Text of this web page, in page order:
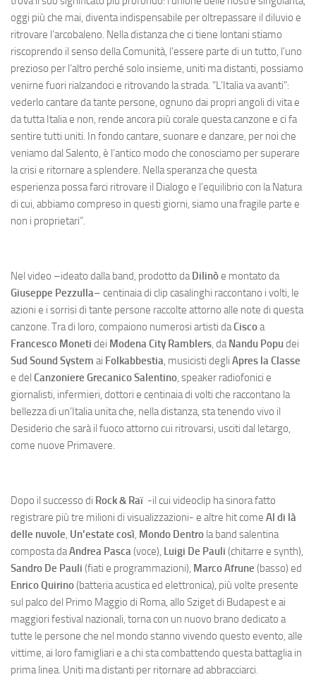
oggi più che mai, diventa indispensabile per oltrepassare il diluvio e
ritrovare l’arcobaleno. Nella distanza che ci tiene lontani stiamo
riscoprendo il senso della Comunità, l’essere parte di un tutto, l’uno
prezioso per l’altro perché solo insieme, uniti ma distanti, possiamo
venirne fuori rialzandoci e ritrovando la strada. “L’Italia va avanti”:
vederlo cantare da tante persone, ognuno dai propri angoli di vita e
da tutta Italia e non, rende ancora più corale questa canzone e ci fa
sentire tutti uniti. In fondo cantare, suonare e danzare, per noi che
veniamo dal Salento, è l’antico modo che conosciamo per superare
la crisi e ritornare a splendere. Nella speranza che questa
esperienza possa farci ritrovare il Dialogo e l’equilibrio con la Natura
di cui, abbiamo compreso in questi giorni, siamo una fragile parte e
non i proprietari”.
Nel video –ideato dalla band, prodotto daDilinòe montato da
Giuseppe Pezzulla– centinaia di clip casalinghi raccontano i volti, le
azioni e i sorrisi di tante persone raccolte attorno alle note di questa
canzone. Tra di loro, compaiono numerosi artisti daCiscoa
Francesco Moneti dei Modena City Ramblers, daNandu Popudei
Sud Sound System ai Folkabbestia, musicisti degli Apres la Classe
e del Canzoniere GrecanicoSalentino, speaker radiofonici e
giornalisti, infermieri, dottori e centinaia di volti che raccontano la
bellezza di un’Italia unita che, nella distanza, sta tenendo vivo il
Desiderio che sarà il fuoco attorno cui ritrovarsi, usciti dal letargo,
come nuove Primavere.
Dopo il successo di Rock & Raï -il cui videoclip ha sinora fatto
registrare più tre milioni di visualizzazioni- e altre hit come Al di là
delle nuvole, Un’estate così, Mondo Dentro la band salentina
composta daAndrea Pasca(voce), Luigi De Pauli (chitarre e synth),
Sandro De Pauli (fiati e programmazioni), Marco Afrune (basso) ed
Enrico Quirino(batteria acustica ed elettronica), più volte presente
sul palco del Primo Maggio di Roma, allo Sziget di Budapest e ai
maggiori festival nazionali, torna con un nuovo brano dedicato a
tutte le persone che nel mondo stanno vivendo questo evento, alle
vittime, ai loro famigliari e a chi sta combattendo questa battaglia in
prima linea. Uniti ma distanti per ritornare ad abbracciarci.